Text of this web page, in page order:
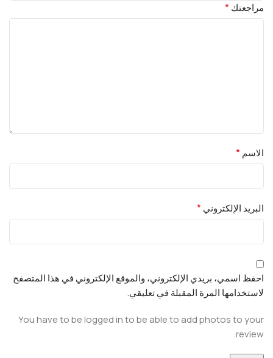
مراجعتك*
الاسم*
البريد الإلكتروني*
احفظ اسمي، بريدي الإلكتروني، والموقع الإلكتروني في هذا المتصفح
لاستخدامها المرة المقبلة في تعليقي.
You have to be logged in to be able to add photos to your
review.